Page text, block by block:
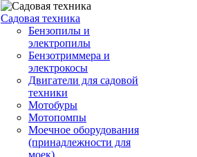
Садовая техника
Бензопилы и
электропилы
Бензотриммера и
электрокосы
Двигатели для садовой
техники
Мотобуры
Мотопомпы
Моечное оборудования
(принадлежности для
моек)